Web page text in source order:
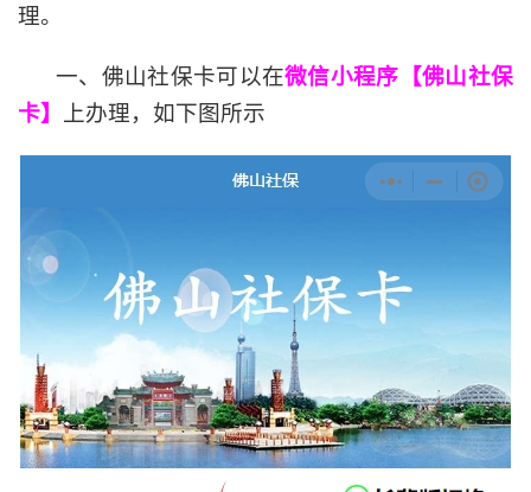
理。
一、佛山社保卡可以在微信小程序【佛山社保
卡】 上办理，如下图所示